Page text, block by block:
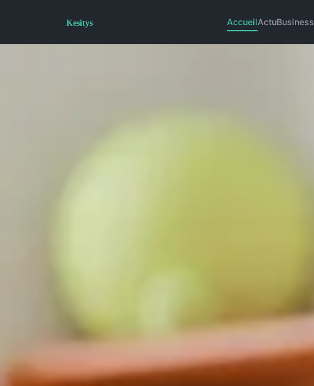
AccueilActuBusiness